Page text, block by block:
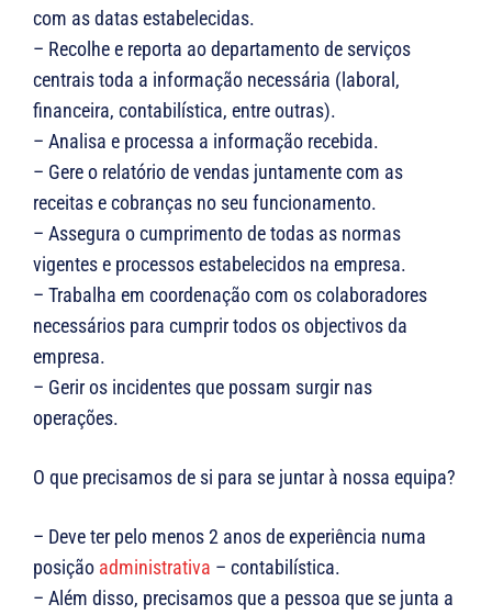
com as datas estabelecidas.
– Recolhe e reporta ao departamento de serviços
centrais toda a informação necessária (laboral,
financeira, contabilística, entre outras).
– Analisa e processa a informação recebida.
– Gere o relatório de vendas juntamente com as
receitas e cobranças no seu funcionamento.
– Assegura o cumprimento de todas as normas
vigentes e processos estabelecidos na empresa.
– Trabalha em coordenação com os colaboradores
necessários para cumprir todos os objectivos da
empresa.
– Gerir os incidentes que possam surgir nas
operações.
O que precisamos de si para se juntar à nossa equipa?
– Deve ter pelo menos 2 anos de experiência numa
posição administrativa – contabilística.
– Além disso, precisamos que a pessoa que se junta a